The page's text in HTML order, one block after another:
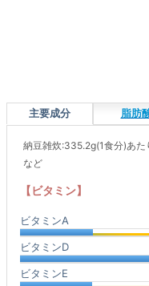
主要成分 脂肪
納豆雑炊:335.2g(1食分)あ
など
【ビタミン】
ビタミンA
ビタミンD
ビタミンE